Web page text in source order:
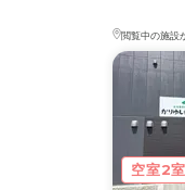
閲覧中の施設
空室2室